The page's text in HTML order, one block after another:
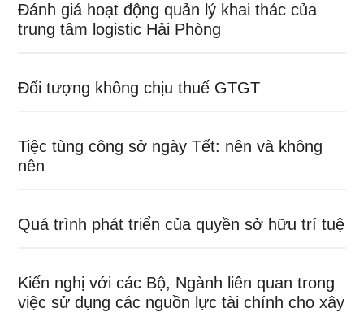
Đánh giá hoạt động quản lý khai thác của
trung tâm logistic Hải Phòng
Đối tượng không chịu thuế GTGT
Tiệc tùng công sở ngày Tết: nên và không
nên
Quá trình phát triển của quyền sở hữu trí tuệ
Kiến nghị với các Bộ, Ngành liên quan trong
việc sử dụng các nguồn lực tài chính cho xây